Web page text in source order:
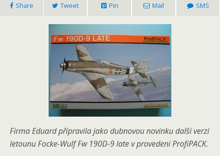
Share Tweet Pin Mail SMS
Firma Eduard připravila jako dubnovou novinku další verzi
letounu Focke-Wulf Fw 190D-9 late v provedeni ProfiPACK.